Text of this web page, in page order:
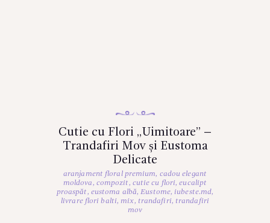
Cutie cu Flori „Uimitoare” –
Trandafiri Mov și Eustoma
Delicate
aranjament floral premium, cadou elegant
moldova, compozit, cutie cu flori,eucalipt
proaspăt, eustoma albă,Eustome, iubeste.md,
livrare flori balti,mix, trandafiri, trandafiri
mov